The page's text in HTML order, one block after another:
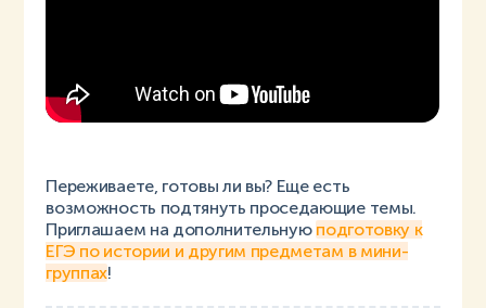
Переживаете, готовы ли вы? Еще есть
возможность подтянуть проседающие темы.
Приглашаем на дополнительную подготовку к
ЕГЭ по истории и другим предметам в мини-
группах!